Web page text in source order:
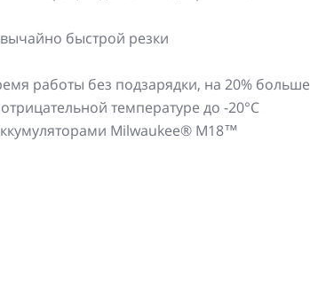
быстрой резки
работы без подзарядки, на 20% больше
температуре до -20°С
Milwaukee® М18™